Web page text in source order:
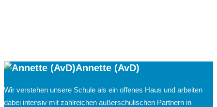
Annette (AvD)
Wir verstehen unsere Schule als ein offenes Haus und arbeiten
dabei intensiv mit zahlreichen außerschulischen Partnern in